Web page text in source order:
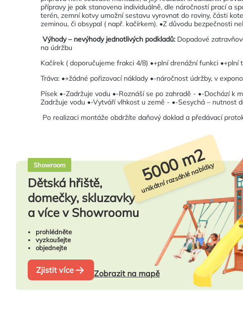
přípravy je pak stanovena individuálně, dle náročností prací a
terén, zemní kotvy umožní sestavu vyrovnat do roviny, části
zeminou, či obsypal ( např. kačírkem). •Z důvodu bezpečnosti
Výhody – nevýhody jednotlivých podkladů: Dopadové
na údržbu
Kačírek ( doporučujeme frakci 4/8) •+plní drenážní funkci
Tráva: •+žádné pořizovací náklady •-náročnost údržby, v
Písek •-Zadržuje vodu •-Roznáší se po zahradě - •-Dochází k
Zadržuje vodu •-Vytváří vlhkost u země - •-Sesychá – nutnost
Po realizaci montáže obdržíte daňový doklad a předávací
Showroom
Dětská hřiště,
domečky, skluzavky
a více v Showroomu
prohlédněte
vyzkoušejte
objednejte
Zjistit více Zobrazit na mapě
5000 m2
unikátní rozsáhlé nabídky